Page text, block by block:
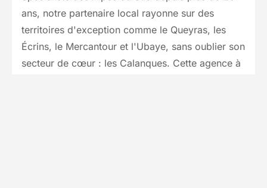
ans, notre partenaire local rayonne sur des
territoires d'exception comme le Queyras, les
Écrins, le Mercantour et l'Ubaye, sans oublier son
secteur de cœur : les Calanques. Cette agence à